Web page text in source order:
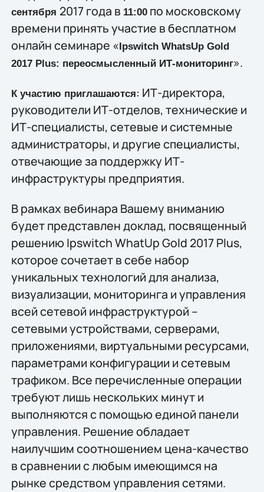
сентября 2017 года в 11:00по московскому
времени принять участие в бесплатном
онлайн семинаре «Ipswitch WhatsUp Gold
2017 Plus: переосмысленный ИТ-мониторинг».
К участию приглашаются: ИТ-директора,
руководители ИТ-отделов, технические и
ИТ-специалисты, сетевые и системные
администраторы, и другие специалисты,
отвечающие за поддержку ИТ-
инфраструктуры предприятия.
В рамках вебинара Вашему вниманию
будет представлен доклад, посвященный
решению Ipswitch WhatUp Gold 2017 Plus,
которое сочетает в себе набор
уникальных технологий для анализа,
визуализации, мониторинга и управления
всей сетевой инфраструктурой –
сетевыми устройствами, серверами,
приложениями, виртуальными ресурсами,
параметрами конфигурации и сетевым
трафиком. Все перечисленные операции
требуют лишь нескольких минут и
выполняются с помощью единой панели
управления. Решение обладает
наилучшим соотношением цена-качество
в сравнении с любым имеющимся на
рынке средством управления сетями.